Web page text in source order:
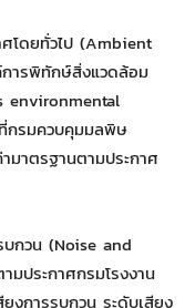
โดยทั่วไป (Ambient
การพิทักษ์สิ่งแวดล้อม
environmental
กรมควบคุมมลพิษ
มาตรฐานตามประกาศ
บกวน (Noise and
มประกาศกรมโรงงาน
งการรบกวน ระดับเสียง